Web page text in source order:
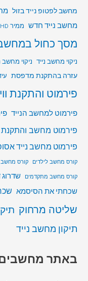
מחשב לפטופ נייד בזול
מחשב נייד חדש ממיר HD עידן פלוס
מסך כחול
ניקוי מחשב נייד ניקוי מחשב
עזרה בהתקנת מדפסת
פירמוט והתקנת
פירמוט למחשב הנייד
פירמוט מחשב והתקנת
פירמוט מחשב נייד
קורס מחשב לילדים
קורס מחשב
קורס מחשב מתקדמים
שכחתי את הסיסמא
שליטה מרחוק
תיקון מחשב נייד
באתר